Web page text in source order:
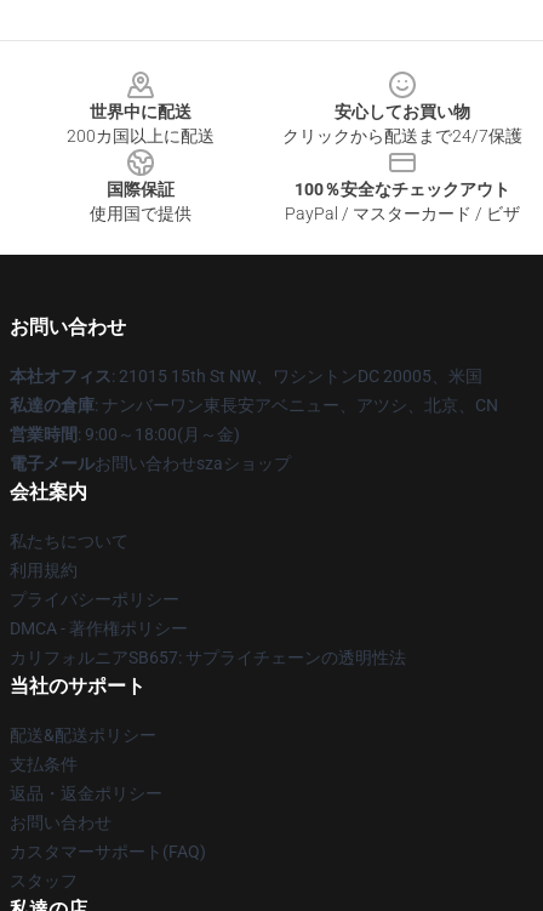
世界中に配送
200カ国以上に配送
安心してお買い物
クリックから配送まで24/7保護
国際保証
使用国で提供
100％安全なチェックアウト
PayPal / マスターカード / ビザ
お問い合わせ
本社オフィス: 21015 15th St NW、ワシントンDC 20005、米国
私達の倉庫: ナンバーワン東長安アベニュー、アツシ、北京、CN
営業時間: 9:00～18:00(月～金)
電子メールお問い合わせszaショップ
会社案内
私たちについて
利用規約
プライバシーポリシー
DMCA - 著作権ポリシー
カリフォルニアSB657: サプライチェーンの透明性法
当社のサポート
配送&配送ポリシー
支払条件
返品・返金ポリシー
お問い合わせ
カスタマーサポート(FAQ)
スタッフ